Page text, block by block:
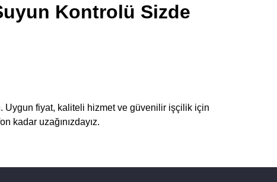
Kontrolü Sizde
Uygun fiyat, kaliteli hizmet ve güvenilir işçilik için
kadar uzağınızdayız.